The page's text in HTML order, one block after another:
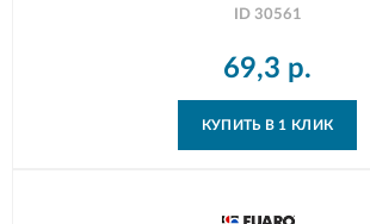
ID 30561
69,3 р.
КУПИТЬ В 1 КЛИК